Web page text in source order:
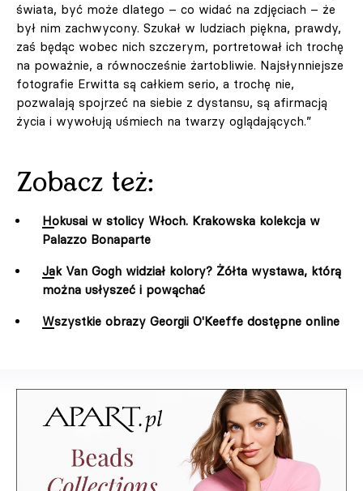
świata, być może dlatego – co widać na zdjęciach – że
był nim zachwycony. Szukał w ludziach piękna, prawdy,
zaś będąc wobec nich szczerym, portretował ich trochę
na poważnie, a równocześnie żartobliwie. Najsłynniejsze
fotografie Erwitta są całkiem serio, a trochę nie,
pozwalają spojrzeć na siebie z dystansu, są afirmacją
życia i wywołują uśmiech na twarzy oglądających.”
Zobacz też:
Hokusai w stolicy Włoch. Krakowska kolekcja w
Palazzo Bonaparte
Jak Van Gogh widział kolory? Żółta wystawa, którą
można usłyszeć i powąchać
Wszystkie obrazy Georgii O'Keeffe dostępne online